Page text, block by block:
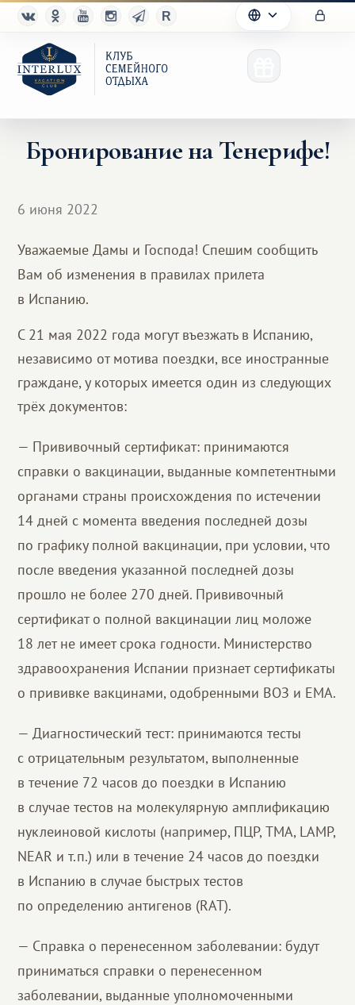
Преимущества
Партнерам
Благотворительность
Бронирование на Тенерифе!
6 июня 2022
Уважаемые Дамы и Господа! Спешим сообщить
Вам об изменения в правилах прилета
в Испанию.
С 21 мая 2022 года могут въезжать в Испанию,
независимо от мотива поездки, все иностранные
граждане, у которых имеется один из следующих
трёх документов:
— Прививочный сертификат: принимаются
справки о вакцинации, выданные компетентными
органами страны происхождения по истечении
14 дней с момента введения последней дозы
по графику полной вакцинации, при условии, что
после введения указанной последней дозы
прошло не более 270 дней. Прививочный
сертификат о полной вакцинации лиц моложе
18 лет не имеет срока годности. Министерство
здравоохранения Испании признает сертификаты
о прививке вакцинами, одобренными ВОЗ и ЕМА.
— Диагностический тест: принимаются тесты
с отрицательным результатом, выполненные
в течение 72 часов до поездки в Испанию
в случае тестов на молекулярную амплификацию
нуклеиновой кислоты (например, ПЦР, TMA, LAMP,
NEAR и т.п.) или в течение 24 часов до поездки
в Испанию в случае быстрых тестов
по определению антигенов (RAT).
— Справка о перенесенном заболевании: будут
приниматься справки о перенесенном
заболевании, выданные уполномоченными